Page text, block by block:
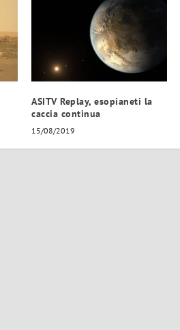
ASITV Replay, esopianeti la
caccia continua
15/08/2019